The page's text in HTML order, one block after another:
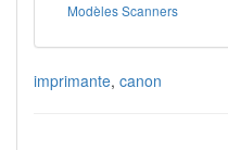
Modèles Scanners
imprimante, canon